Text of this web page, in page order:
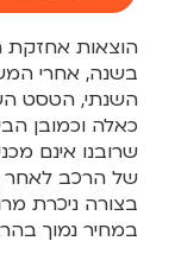
הוצאות אחזקת
בשנה, אחרי
השנתי, הטסט
כאלה וכמובן
שרובנו אינם
של הרכב לאחר
בצורה ניכרת
במחיר נמוך